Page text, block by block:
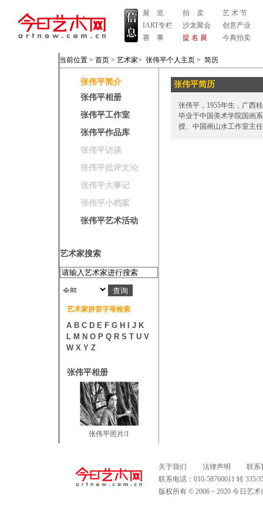
展 览
IART专栏
赛 事
拍 卖
沙龙聚会
提 名 展
艺 术 节
创意产业
今典拍卖
当前位置 > 首页 > 艺术家> 张伟平个人主页 > 简历
张伟平简介
张伟平相册
张伟平工作室
张伟平作品库
张伟平访谈
张伟平批评文论
张伟平大事记
张伟平小档案
张伟平艺术活动
艺术家搜索
艺术家拼音字母检索
A B C D E F G H J K
L M N O P Q R S T U V
W X Y Z
张伟平相册
张伟平照片/1
张伟平简历
张伟平，1955年生，广西
毕业于中国美术学院国画
授、中国画山水工作室主
关于我们 法律声明
联系
联系电话：010-58760011 转
版权所有 © 2006－2020 今日艺